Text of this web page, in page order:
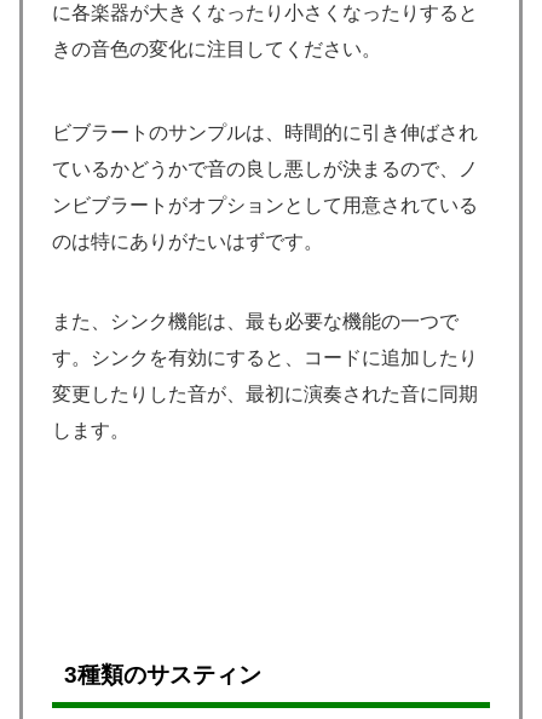
に各楽器が大きくなったり小さくなったりすると
きの音色の変化に注目してください。
ビブラートのサンプルは、時間的に引き伸ばされ
ているかどうかで音の良し悪しが決まるので、ノ
ンビブラートがオプションとして用意されている
のは特にありがたいはずです。
また、シンク機能は、最も必要な機能の一つで
す。シンクを有効にすると、コードに追加したり
変更したりした音が、最初に演奏された音に同期
します。
3種類のサスティン